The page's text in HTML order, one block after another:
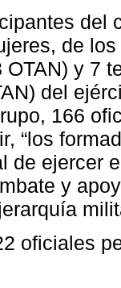
del
de
OTAN) y 7
del
166
“los
de ejercer
y
oficiales